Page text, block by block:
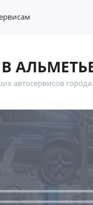
автосервисов города.